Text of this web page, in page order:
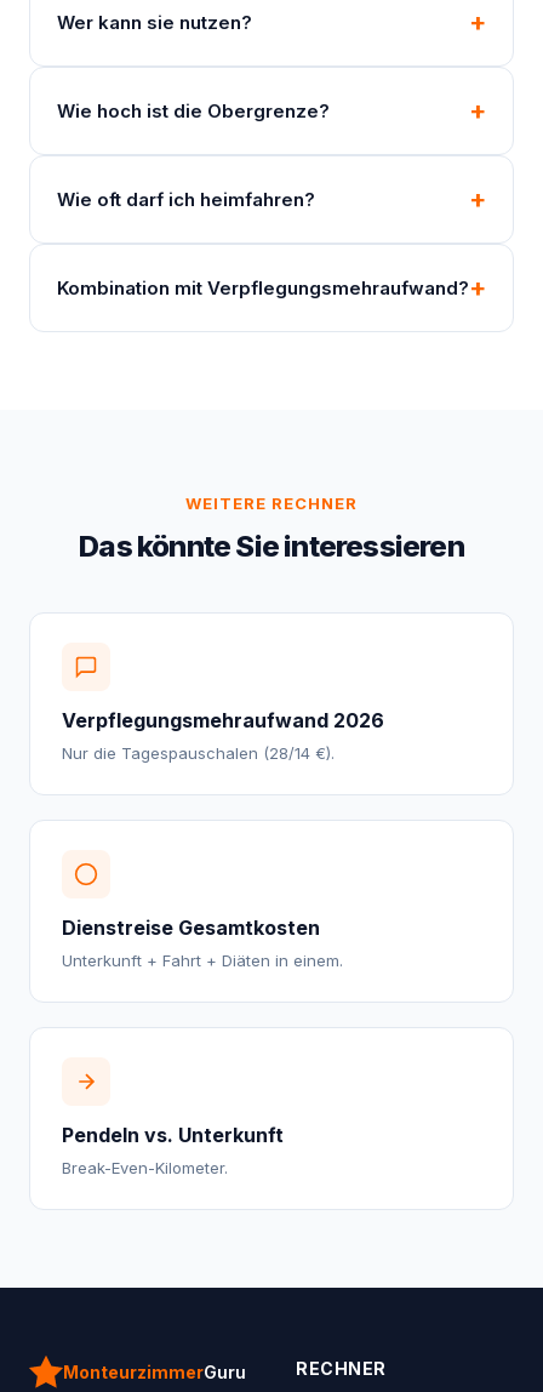
Wer kann sie nutzen?
Wie hoch ist die Obergrenze?
Wie oft darf ich heimfahren?
Kombination mit Verpflegungsmehraufwand?
WEITERE RECHNER
Das könnte Sie interessieren
Verpflegungsmehraufwand 2026
Nur die Tagespauschalen (28/14 €).
Dienstreise Gesamtkosten
Unterkunft + Fahrt + Diäten in einem.
Pendeln vs. Unterkunft
Break-Even-Kilometer.
MonteurzimmerGuru RECHNER